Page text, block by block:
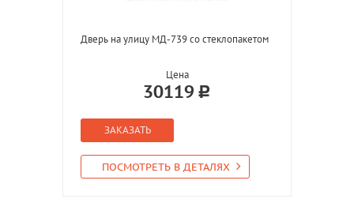
Дверь на улицу МД-739 со стеклопакетом
Цена
30119
ЗАКАЗАТЬ
ПОСМОТРЕТЬ В ДЕТАЛЯХ